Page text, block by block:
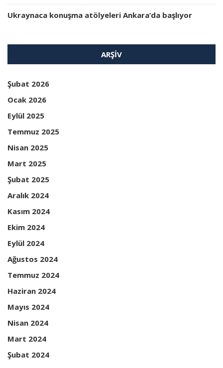
Ukraynaca konuşma atölyeleri Ankara’da başlıyor
ARŞIV
Şubat 2026
Ocak 2026
Eylül 2025
Temmuz 2025
Nisan 2025
Mart 2025
Şubat 2025
Aralık 2024
Kasım 2024
Ekim 2024
Eylül 2024
Ağustos 2024
Temmuz 2024
Haziran 2024
Mayıs 2024
Nisan 2024
Mart 2024
Şubat 2024